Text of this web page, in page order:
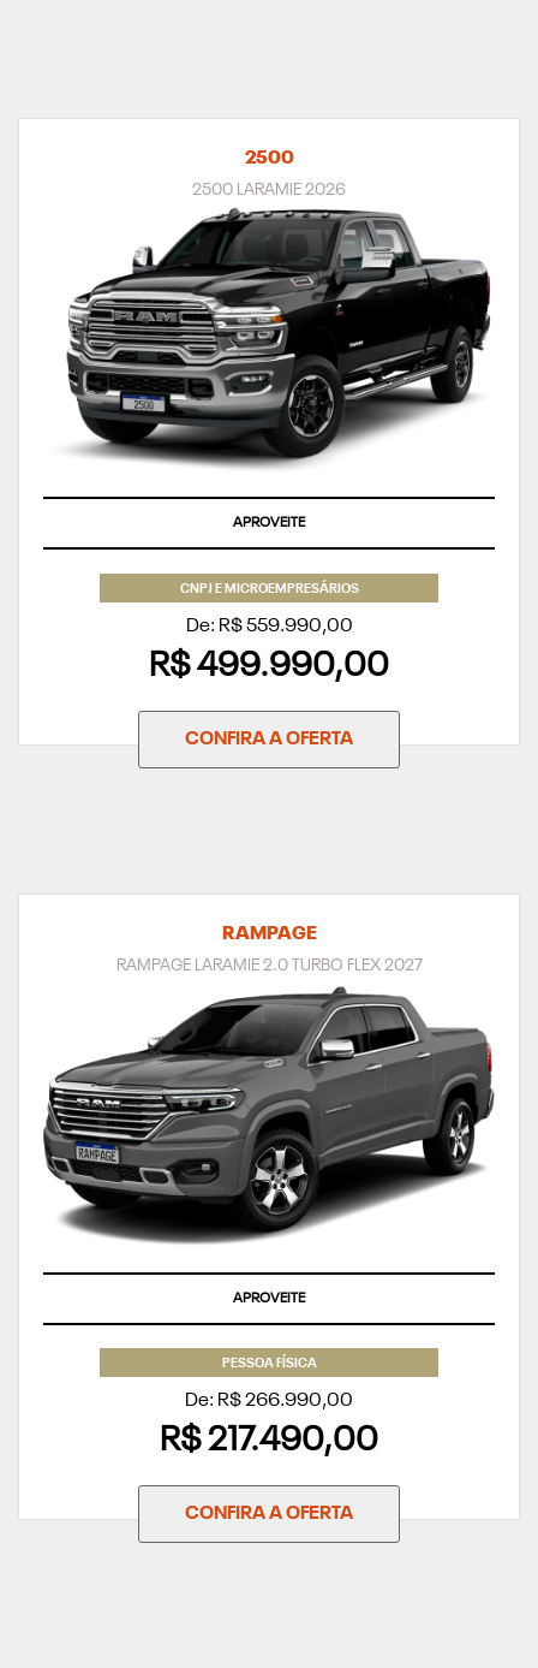
2500
2500 LARAMIE 2026
APROVEITE
CNPJ E MICROEMPRESÁRIOS
De: R$ 559.990,00
R$ 499.990,00
CONFIRA A OFERTA
RAMPAGE
RAMPAGE LARAMIE 2.0 TURBO FLEX 2027
APROVEITE
PESSOA FÍSICA
De: R$ 266.990,00
R$ 217.490,00
CONFIRA A OFERTA